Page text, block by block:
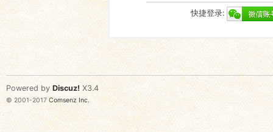
快捷登录:
Powered by Discuz! X3.4
© 2001-2017 Comsenz Inc.